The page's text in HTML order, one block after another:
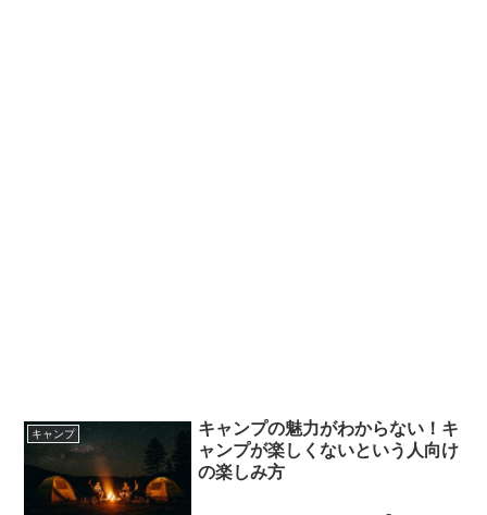
キャンプ
キャンプの魅力がわからない！キ
ャンプが楽しくないという人向け
の楽しみ方